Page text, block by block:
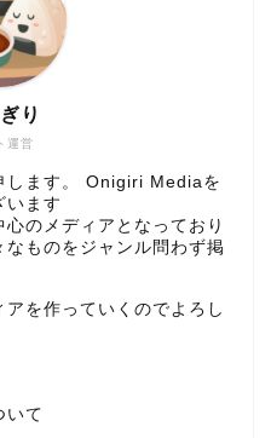
運営
り
します。 Onigiri Mediaを
います
のメディアとなっており
ものをジャンル問わず掲
を作っていくのでよろし
いて